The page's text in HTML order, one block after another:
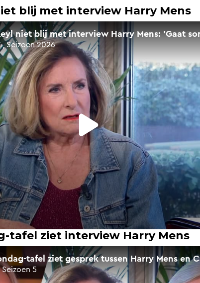
blij met interview Harry Mens
tafel ziet interview Harry Mens